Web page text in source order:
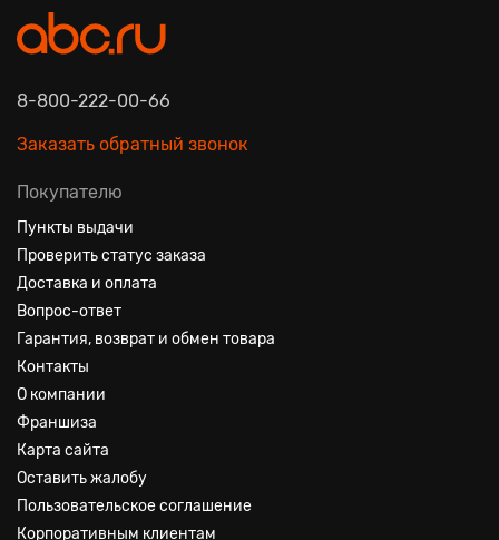
8-800-222-00-66
Заказать обратный звонок
Покупателю
Пункты выдачи
Проверить статус заказа
Доставка и оплата
Вопрос-ответ
Гарантия, возврат и обмен товара
Контакты
О компании
Франшиза
Карта сайта
Оставить жалобу
Пользовательское соглашение
Корпоративным клиентам